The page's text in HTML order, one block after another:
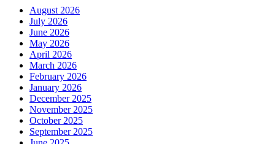
August 2026
July 2026
June 2026
May 2026
April 2026
March 2026
February 2026
January 2026
December 2025
November 2025
October 2025
September 2025